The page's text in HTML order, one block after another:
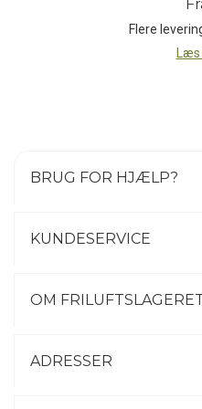
For de fleste ansatte hos Black
med øje for detaljen og
omdrejningspunkt. Og det
primitivt klatreudstyr,
Flere
BRUG FOR HJÆLP?
KUNDESERVICE
OM
ADRESSER